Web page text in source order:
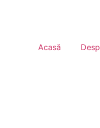
Acasă